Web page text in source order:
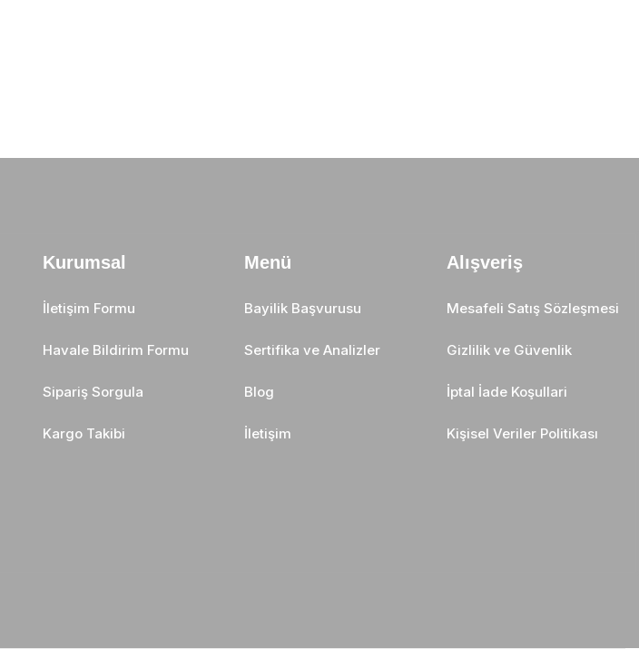
Kurumsal
İletişim Formu
Havale Bildirim Formu
Sipariş Sorgula
Kargo Takibi
Menü
Bayilik Başvurusu
Sertifika ve Analizler
Blog
İletişim
Alışveriş
Mesafeli Satış Sözleşmesi
Gizlilik ve Güvenlik
İptal İade Koşullari
Kişisel Veriler Politikası